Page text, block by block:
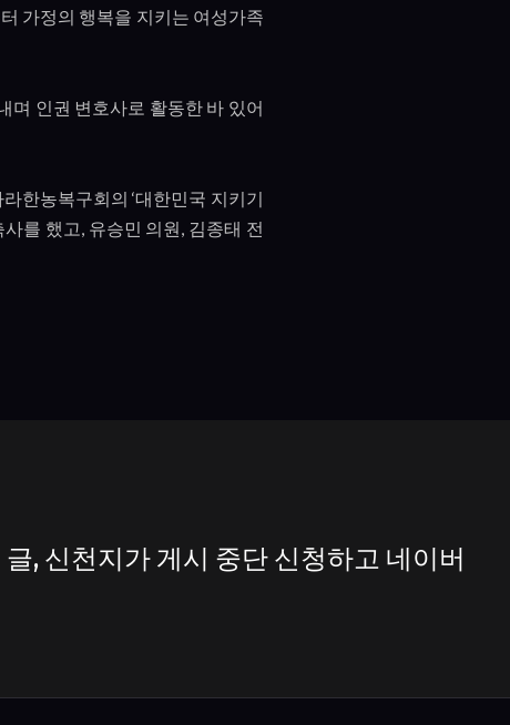
가정의 행복을 지키는 여성가족
며 인권 변호사로 활동한 바 있어
라한농복구회의‘대한민국 지키기
를 했고, 유승민 의원, 김종태 전
, 신천지가 게시 중단 신청하고 네이버